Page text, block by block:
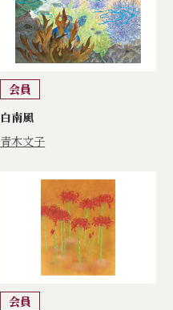
会員
白南風
青木文子
会員